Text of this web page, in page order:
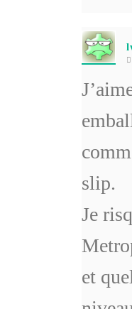
slip.
Je
et